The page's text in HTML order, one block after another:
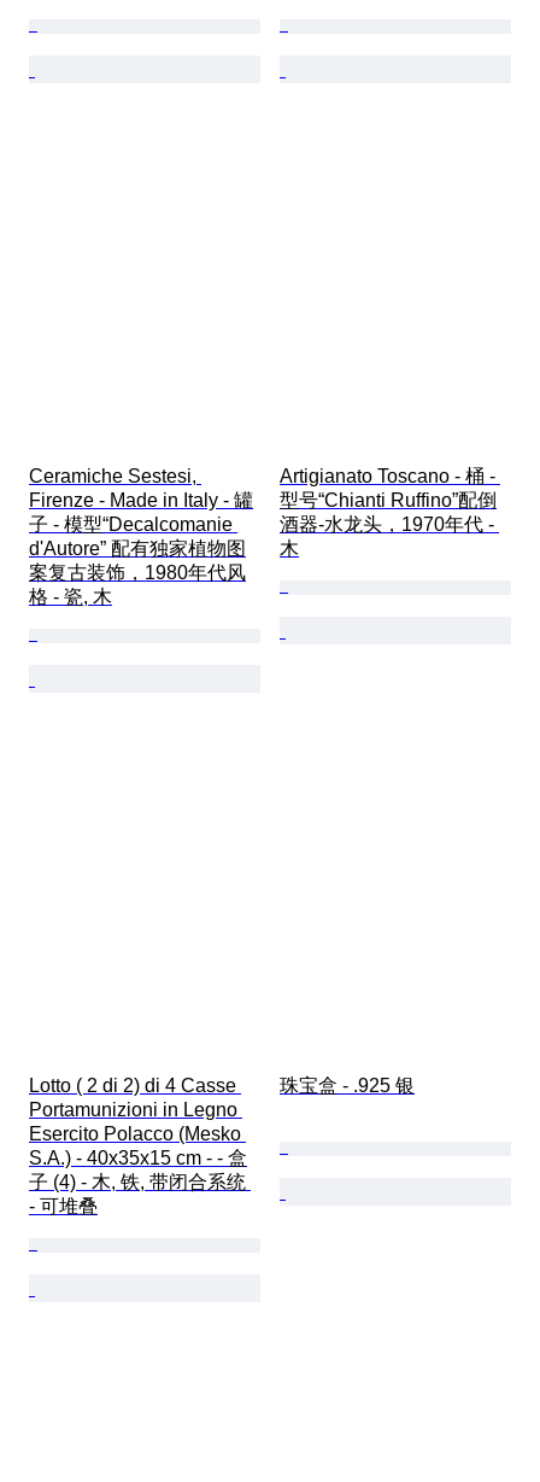
Ceramiche Sestesi,
Firenze - Made in Italy - 罐
子 - 模型“Decalcomanie
d'Autore” 配有独家植物图
案复古装饰，1980年代风
格 - 瓷, 木
Artigianato Toscano - 桶 -
型号“Chianti Ruffino”配倒
酒器-水龙头，1970年代 -
木
Lotto ( 2 di 2) di 4 Casse
Portamunizioni in Legno
Esercito Polacco (Mesko
S.A.) - 40x35x15 cm - - 盒
子 (4) - 木, 铁, 带闭合系统
- 可堆叠
珠宝盒 - .925 银